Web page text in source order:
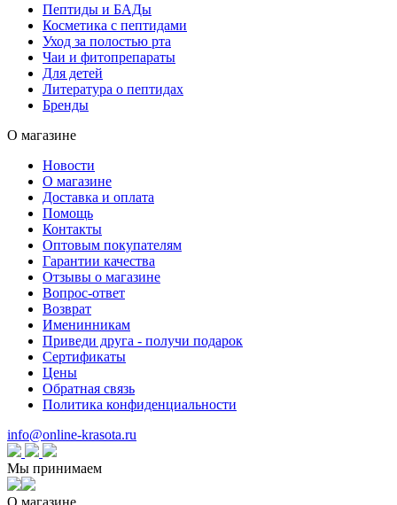
Пептиды и БАДы
Косметика с пептидами
Уход за полостью рта
Чаи и фитопрепараты
Для детей
Литература о пептидах
Бренды
О магазине
Новости
О магазине
Доставка и оплата
Помощь
Контакты
Оптовым покупателям
Гарантии качества
Отзывы о магазине
Вопрос-ответ
Возврат
Именинникам
Приведи друга - получи подарок
Сертификаты
Цены
Обратная связь
Политика конфиденциальности
info@online-krasota.ru
Мы принимаем
О магазине